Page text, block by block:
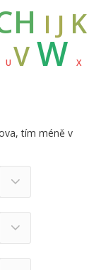
I J K
U VW X
tím méně v